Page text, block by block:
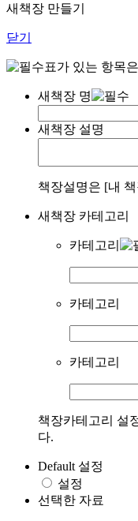
새책장 만들기
닫기
표가 있는 항목
새책장 명
새책장 설명
책장설명은 [내
새책장 카테고리
카테고리
카테고리
카테고리
책장카테고리 설
다.
Default 설정
설정
선택한 자료